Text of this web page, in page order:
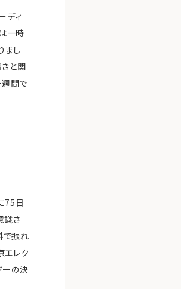
ディ
一時
まし
と関
間で
75日
識さ
で振れ
エレク
ーの決